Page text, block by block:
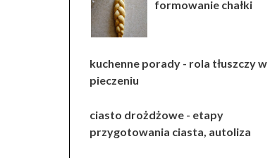
formowanie chałki
kuchenne porady - rola tłuszczy w
pieczeniu
ciasto drożdżowe - etapy
przygotowania ciasta, autoliza